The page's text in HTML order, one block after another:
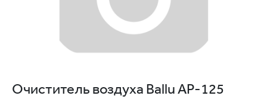
Очиститель воздуха Ballu AP-125